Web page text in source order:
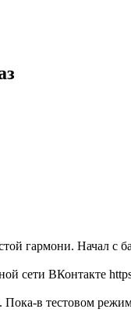
гармони. Начал с
сети ВКонтакте
в тестовом